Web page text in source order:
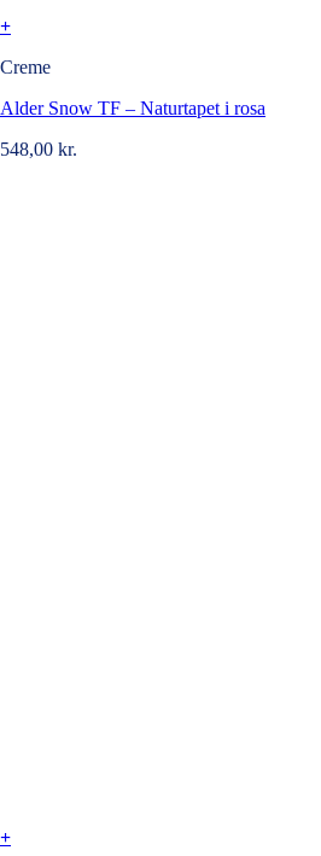
+
Creme
Alder Snow TF – Naturtapet i rosa
548,00 kr.
+